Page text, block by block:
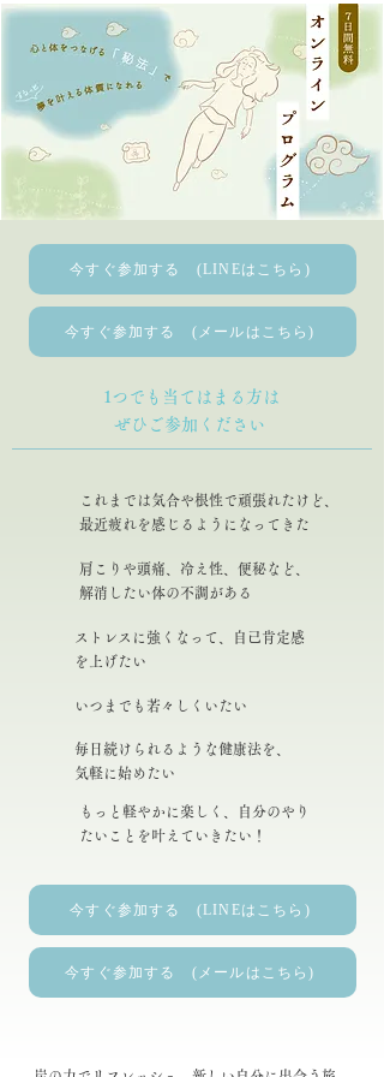
今すぐ参加する (LINEはこちら)
今すぐ参加する (メールはこちら)
1つでも当てはまる方は
ぜひご参加ください
これまでは気合や根性で頑張れたけど、
最近疲れを感じるようになってきた
肩こりや頭痛、冷え性、便秘など、
解消したい体の不調がある
ストレスに強くなって、自己肯定感
を上げたい
いつまでも若々しくいたい
毎日続けられるような健康法を、
気軽に始めたい
もっと軽やかに楽しく、自分のやり
たいことを叶えていきたい！
今すぐ参加する (LINEはこちら)
今すぐ参加する (メールはこちら)